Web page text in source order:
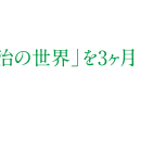
の世界」を3ヶ月